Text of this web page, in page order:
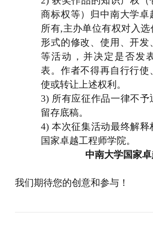
商标权等）归中南大学卓
所有,主办单位有权对入
形式的修改、使用、开发
等活动，并决定是否发
表。作者不得再自行行使
使或转让上述权利。
3) 所有应征作品一律不予
留存底稿。
4) 本次征集活动最终解释
国家卓越工程师学院。
中南大学国家
我们期待您的创意和参与！